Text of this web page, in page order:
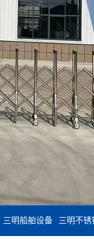
三明船舶设备 三明不